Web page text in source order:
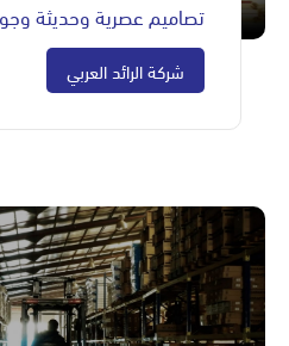
تصاميم عصرية وحديثة
شركة الرائد العربي